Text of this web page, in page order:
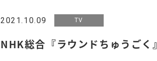
2021.10.09 TV
NHK総合『ラウンドちゅうごく